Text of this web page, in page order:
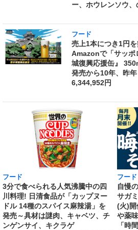
ー、ホウレンソウ、
フード
売上1本につき1円
Amazonで「サッポ
城復興応援缶』
発売から10年、昨
6,344,952円
フード
3分で食べられる人気沸騰中の四
川料理! 日清食品が「カップヌー
ドル 14種のスパイス麻辣湯」を
発売～具材は謎肉、キャベツ、チ
ンゲンサイ、キクラゲ
フード
自慢
サガ
(火)開
や薬
「時